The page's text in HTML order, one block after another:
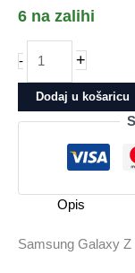
6 na zalihi
-
Samsung
Galaxy
Flip7
Transparent
količina
+
Dodaj u košaricu
Opis
Samsung Galaxy Z